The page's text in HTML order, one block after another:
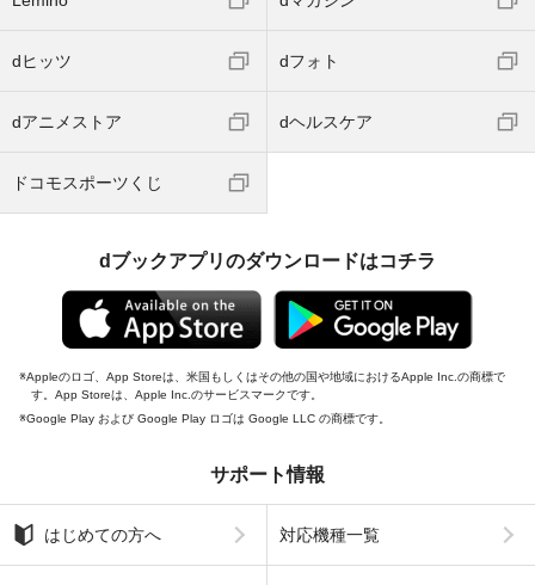
dヒッツ dフォト
dアニメストア dヘルスケア
ドコモスポーツくじ
dブックアプリのダウンロードはコチラ
Appleのロゴ、App Storeは、米国もしくはその他の国や地域におけるApple Inc.の商標で
す。App Storeは、Apple Inc.のサービスマークです。
Google Play および Google Play ロゴは Google LLC の商標です。
サポート情報
はじめての方へ 対応機種一覧